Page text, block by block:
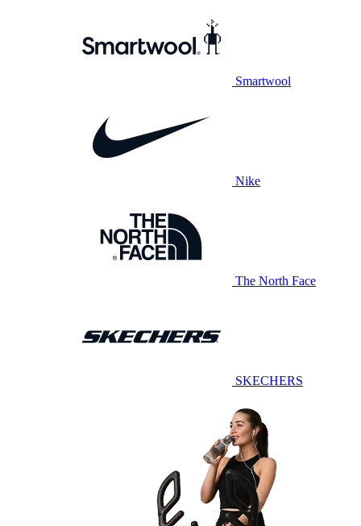
Smartwool
Nike
The North Face
SKECHERS